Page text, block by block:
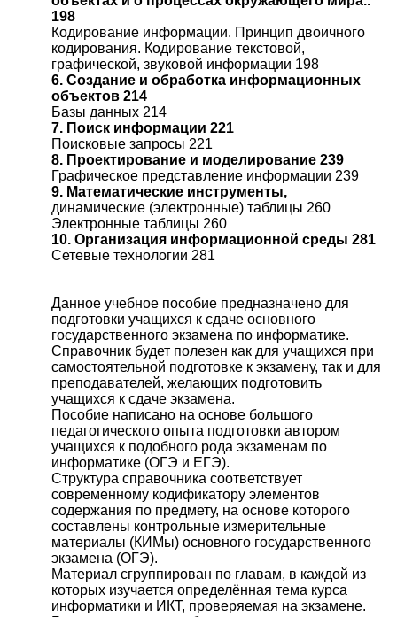
198
Кодирование информации. Принцип двоичного
кодирования. Кодирование текстовой,
графической, звуковой информации 198
6. Создание и обработка информационных
объектов 214
Базы данных 214
7. Поиск информации 221
Поисковые запросы 221
8. Проектирование и моделирование 239
Графическое представление информации 239
9. Математические инструменты,
динамические (электронные) таблицы 260
Электронные таблицы 260
10. Организация информационной среды 281
Сетевые технологии 281
Данное учебное пособие предназначено для
подготовки учащихся к сдаче основного
государственного экзамена по информатике.
Справочник будет полезен как для учащихся при
самостоятельной подготовке к экзамену, так и для
преподавателей, желающих подготовить
учащихся к сдаче экзамена.
Пособие написано на основе большого
педагогического опыта подготовки автором
учащихся к подобного рода экзаменам по
информатике (ОГЭ и ЕГЭ).
Структура справочника соответствует
современному кодификатору элементов
содержания по предмету, на основе которого
составлены контрольные измерительные
материалы (КИМы) основного государственного
экзамена (ОГЭ).
Материал сгруппирован по главам, в каждой из
которых изучается определённая тема курса
информатики и ИКТ, проверяемая на экзамене.